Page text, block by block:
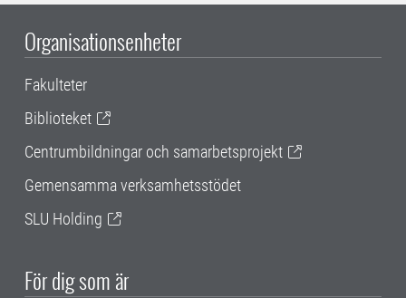
Organisationsenheter
Fakulteter
Biblioteket
Centrumbildningar och samarbetsprojekt
Gemensamma verksamhetsstödet
SLU Holding
För dig som är